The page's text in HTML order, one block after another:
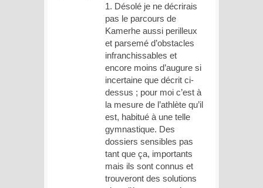
1. Désolé je ne décrirais
pas le parcours de
Kamerhe aussi perilleux
et parsemé d’obstacles
infranchissables et
encore moins d’augure si
incertaine que décrit ci-
dessus ; pour moi c’est à
la mesure de l’athlète qu’il
est, habitué à une telle
gymnastique. Des
dossiers sensibles pas
tant que ça, importants
mais ils sont connus et
trouveront des solutions